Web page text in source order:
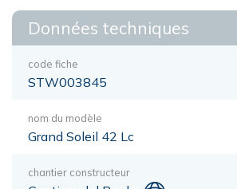
Données techniques
code fiche
STW003845
nom du modèle
Grand Soleil 42 Lc
chantier constructeur